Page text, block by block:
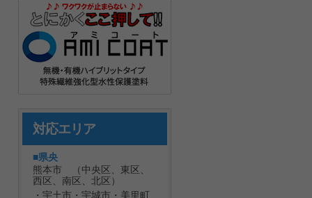
対応エリア
■県央
熊本市 （中央区、東区、
西区、南区、北区）
宇土市
宇城市
美里町